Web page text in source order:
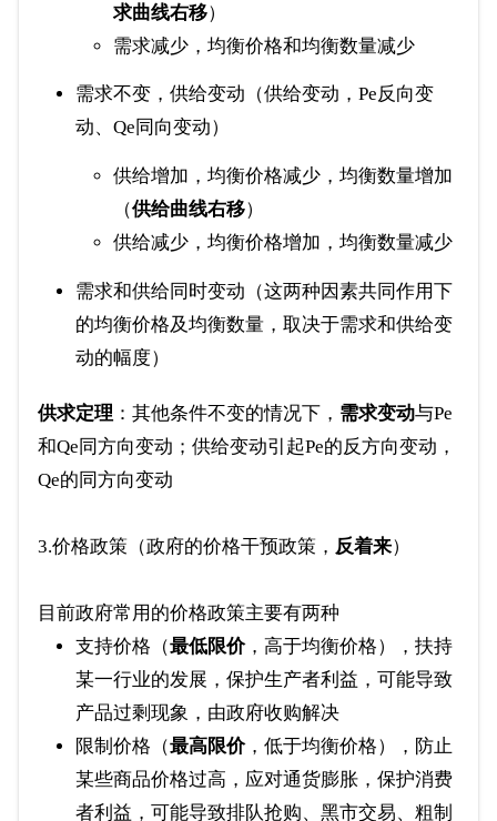
求曲线右移）
需求减少，均衡价格和均衡数量减少
需求不变，供给变动（供给变动，Pe反向变
动、Qe同向变动）
供给增加，均衡价格减少，均衡数量增加
（供给曲线右移）
供给减少，均衡价格增加，均衡数量减少
需求和供给同时变动（这两种因素共同作用下
的均衡价格及均衡数量，取决于需求和供给变
动的幅度）
供求定理 ：其他条件不变的情况下， 需求变动与Pe
和Qe同方向变动；供给变动引起Pe的反方向变动，
Qe的同方向变动
3.价格政策（政府的价格干预政策， 反着来）
目前政府常用的价格政策主要有两种
支持价格（最低限价，高于均衡价格），扶持
某一行业的发展，保护生产者利益，可能导致
产品过剩现象，由政府收购解决
限制价格（最高限价，低于均衡价格），防止
某些商品价格过高，应对通货膨胀，保护消费
者利益，可能导致排队抢购、黑市交易、粗制